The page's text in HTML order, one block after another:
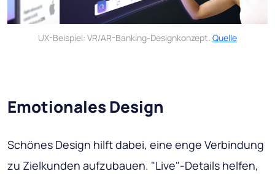
UX-Beispiel: VR/AR-Banking-Designkonzept. Quelle
Emotionales Design
Schönes Design hilft dabei, eine enge Verbindung
zu Zielkunden aufzubauen. "Live"-Details helfen,